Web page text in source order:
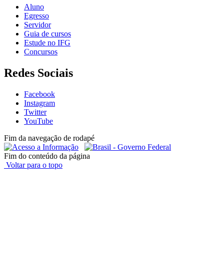
Aluno
Egresso
Servidor
Guia de cursos
Estude no IFG
Concursos
Redes Sociais
Facebook
Instagram
Twitter
YouTube
Fim da navegação de rodapé
Fim do conteúdo da página
Voltar para o topo